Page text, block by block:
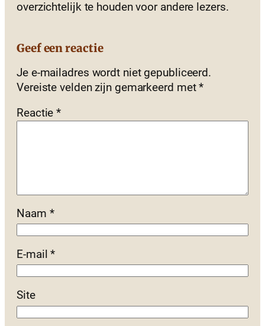
overzichtelijk te houden voor andere lezers.
Geef een reactie
Je e-mailadres wordt niet gepubliceerd.
Vereiste velden zijn gemarkeerd met*
Reactie*
Naam *
E-mail*
Site